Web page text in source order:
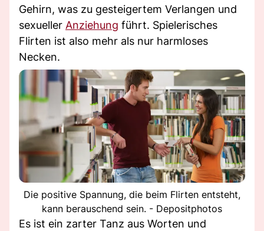
Gehirn, was zu gesteigertem Verlangen und
sexueller Anziehung führt. Spielerisches
Flirten ist also mehr als nur harmloses
Necken.
Die positive Spannung, die beim Flirten entsteht,
kann berauschend sein. - Depositphotos
Es ist ein zarter Tanz aus Worten und